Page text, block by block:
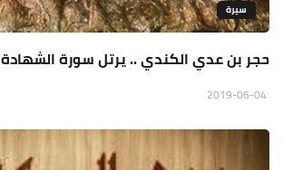
سيرة
حجر بن عدي الكندي .. يرتل سورة الشهادة